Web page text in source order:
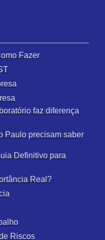
Fazer
faz diferença
Paulo precisam saber
Definitivo para
Real?
Riscos